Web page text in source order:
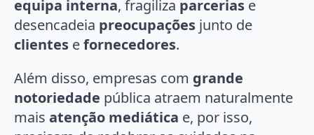
equipa interna, fragiliza parcerias e
desencadeia preocupações junto de
clientes efornecedores.
Além disso, empresas com grande
notoriedade pública atraem naturalmente
mais atenção mediática e, por isso,